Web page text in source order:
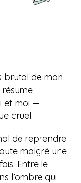
brutal de mon
et moi —
cruel.
de reprendre
malgré une
Entre le
l’ombre qui